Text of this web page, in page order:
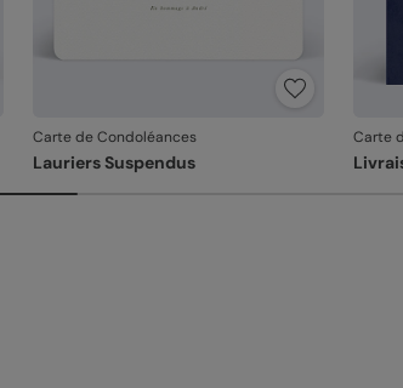
Carte de Condoléances
Lauriers Suspendus
Carte